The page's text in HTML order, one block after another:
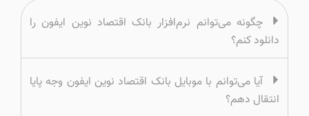
چگونه می‌توانم نرم‌افزار بانک اقتصاد نوین ایفون را
دانلود کنم؟
آیا می‌توانم با موبایل بانک اقتصاد نوین ایفون وجه پایا
انتقال دهم؟